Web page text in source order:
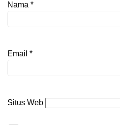
Nama *
Email *
Situs Web